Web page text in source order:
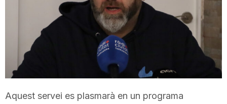
Aquest servei es plasmarà en un programa